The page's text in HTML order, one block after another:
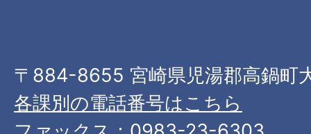
〒884-8655 宮崎県児湯郡高鍋町
各課別の電話番号はこちら